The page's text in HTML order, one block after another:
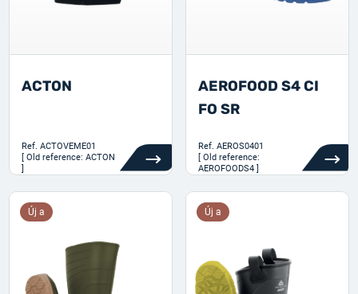
ACTON
Ref. ACTOVEME01
[ Old reference: ACTON
]
AEROFOOD S4 CI
FO SR
Ref. AEROS0401
[ Old reference:
AEROFOODS4 ]
Új a Új a